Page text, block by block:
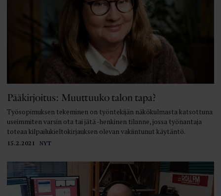
15.2.2021 NYT
Pääkirjoitus: Muuttuuko talon tapa?
Työsopimuksen tekeminen on työntekijän näkökulmasta katsottuna
useimmiten varsin ota tai jätä -henkinen tilanne, jossa työnantaja
toteaa kilpailukieltokirjauksen olevan vakiintunut käytäntö.